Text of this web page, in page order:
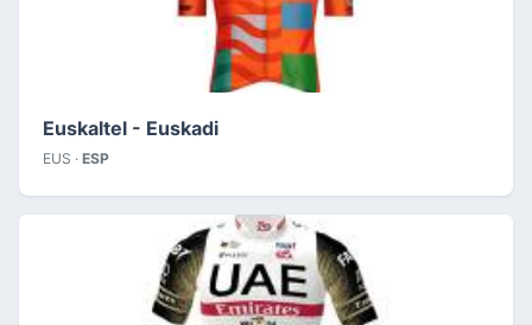
Euskaltel - Euskadi
EUS · ESP